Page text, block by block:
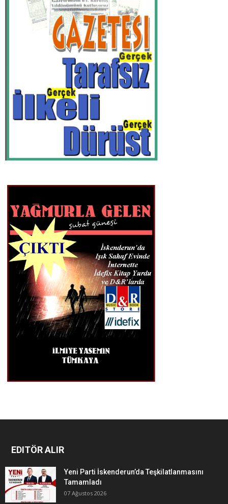
EDITÖR ALIR
Yeni Parti İskenderun’da Teşkilatlanmasını
Tamamladı
07 Ağustos 2026